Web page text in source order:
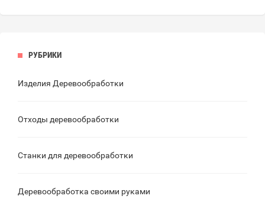
РУБРИКИ
Изделия Деревообработки
Отходы деревообработки
Станки для деревообработки
Деревообработка своими руками